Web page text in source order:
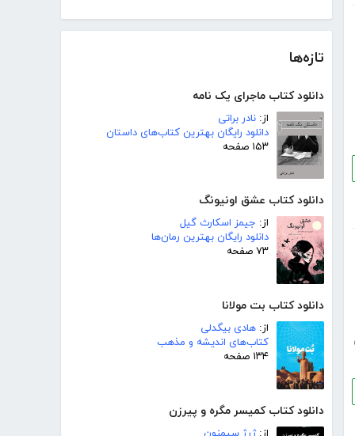
تازه‌ها
دانلود کتاب ماجرای یک نامه
از: نادر براتی
دانلود رایگان بهترین کتاب‌های داستان
۱۵۳ صفحه
دانلود کتاب عشق اونیونگ
از: جیمز اسکارث گیل
دانلود رایگان بهترین رمان‌ها
۷۳ صفحه
دانلود کتاب بت مولانا
از: هادی بیگدلی
کتاب‌های اندیشه و مذهب
۱۳۴ صفحه
دانلود کتاب کمیسر مگره و پیرزن